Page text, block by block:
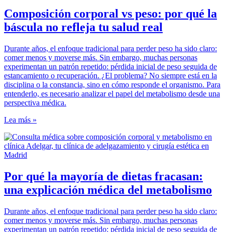
Composición corporal vs peso: por qué la
báscula no refleja tu salud real
Durante años, el enfoque tradicional para perder peso ha sido claro:
comer menos y moverse más. Sin embargo, muchas personas
experimentan un patrón repetido: pérdida inicial de peso seguida de
estancamiento o recuperación. ¿El problema? No siempre está en la
disciplina o la constancia, sino en cómo responde el organismo. Para
entenderlo, es necesario analizar el papel del metabolismo desde una
perspectiva médica.
Lea más »
Por qué la mayoría de dietas fracasan:
una explicación médica del metabolismo
Durante años, el enfoque tradicional para perder peso ha sido claro:
comer menos y moverse más. Sin embargo, muchas personas
experimentan un patrón repetido: pérdida inicial de peso seguida de